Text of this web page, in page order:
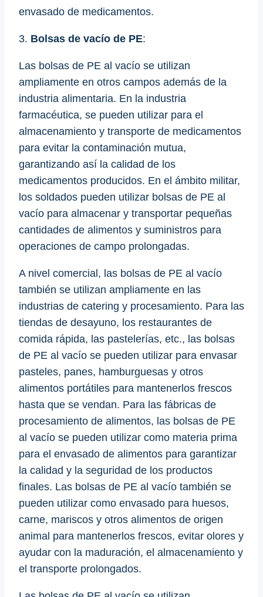
envasado de medicamentos.
3. Bolsas de vacío de PE:
Las bolsas de PE al vacío se utilizan
ampliamente en otros campos además de la
industria alimentaria. En la industria
farmacéutica, se pueden utilizar para el
almacenamiento y transporte de medicamentos
para evitar la contaminación mutua,
garantizando así la calidad de los
medicamentos producidos. En el ámbito militar,
los soldados pueden utilizar bolsas de PE al
vacío para almacenar y transportar pequeñas
cantidades de alimentos y suministros para
operaciones de campo prolongadas.
A nivel comercial, las bolsas de PE al vacío
también se utilizan ampliamente en las
industrias de catering y procesamiento. Para las
tiendas de desayuno, los restaurantes de
comida rápida, las pastelerías, etc., las bolsas
de PE al vacío se pueden utilizar para envasar
pasteles, panes, hamburguesas y otros
alimentos portátiles para mantenerlos frescos
hasta que se vendan. Para las fábricas de
procesamiento de alimentos, las bolsas de PE
al vacío se pueden utilizar como materia prima
para el envasado de alimentos para garantizar
la calidad y la seguridad de los productos
finales. Las bolsas de PE al vacío también se
pueden utilizar como envasado para huesos,
carne, mariscos y otros alimentos de origen
animal para mantenerlos frescos, evitar olores y
ayudar con la maduración, el almacenamiento y
el transporte prolongados.